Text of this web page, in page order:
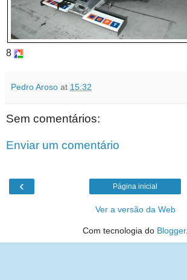
8
Pedro Aroso at 15:32
Sem comentários:
Enviar um comentário
‹ Página inicial
Ver a versão da Web
Com tecnologia do Blogger.